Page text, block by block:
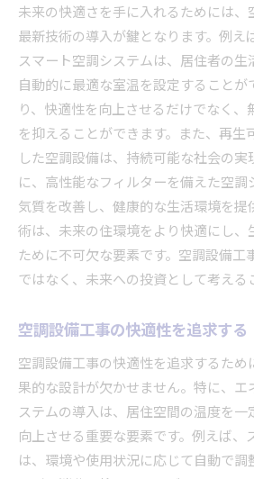
未来の快適さを手に入れるためには
最新技術の導入が鍵となります。例え
スマート空調システムは、居住者の生
自動的に最適な室温を設定することが
り、快適性を向上させるだけでなく
を抑えることができます。また、再
した空調設備は、持続可能な社会の実
に、高性能なフィルターを備えた空
気質を改善し、健康的な生活環境を提
術は、未来の住環境をより快適にし、
ために不可欠な要素です。空調設備工
ではなく、未来への投資として考える
空調設備工事の快適性を追求する
空調設備工事の快適性を追求するた
果的な設計が欠かせません。特に、
ステムの導入は、居住空間の温度を
向上させる重要な要素です。例えば、
は、環境や使用状況に応じて自動で